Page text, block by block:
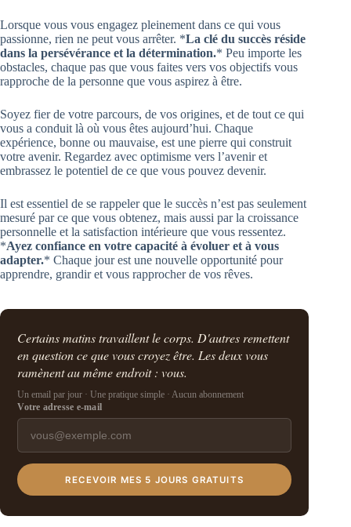
Lorsque vous vous engagez pleinement dans ce qui vous
passionne, rien ne peut vous arrêter. *La clé du succès réside
dans la persévérance et la détermination.* Peu importe les
obstacles, chaque pas que vous faites vers vos objectifs vous
rapproche de la personne que vous aspirez à être.
Soyez fier de votre parcours, de vos origines, et de tout ce qui
vous a conduit là où vous êtes aujourd’hui. Chaque
expérience, bonne ou mauvaise, est une pierre qui construit
votre avenir. Regardez avec optimisme vers l’avenir et
embrassez le potentiel de ce que vous pouvez devenir.
Il est essentiel de se rappeler que le succès n’est pas seulement
mesuré par ce que vous obtenez, mais aussi par la croissance
personnelle et la satisfaction intérieure que vous ressentez.
*Ayez confiance en votre capacité à évoluer et à vous
adapter.* Chaque jour est une nouvelle opportunité pour
apprendre, grandir et vous rapprocher de vos rêves.
Certains matins travaillent le corps. D'autres remettent
en question ce que vous croyez être. Les deux vous
ramènent au même endroit : vous.
Un email par jour · Une pratique simple · Aucun abonnement
Votre adresse e-mail
RECEVOIR MES 5 JOURS GRATUITS